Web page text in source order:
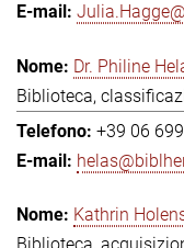
Dr. Philine
Biblioteca,
+39 06
Kathrin